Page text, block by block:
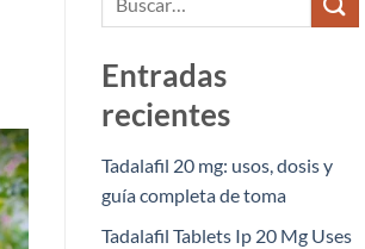
Entradas
recientes
Tadalafil 20 mg: usos, dosis y
guía completa de toma
Tadalafil Tablets Ip 20 Mg Uses